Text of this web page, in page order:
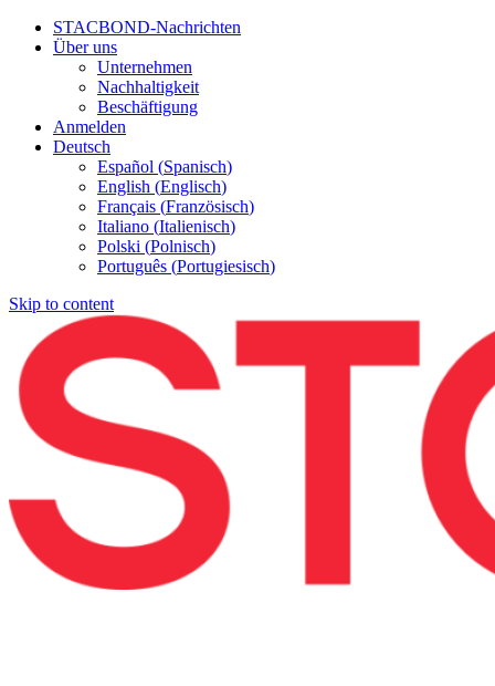
STACBOND-Nachrichten
Über uns
Unternehmen
Nachhaltigkeit
Beschäftigung
Anmelden
Deutsch
Español (Spanisch)
English (Englisch)
Français (Französisch)
Italiano (Italienisch)
Polski (Polnisch)
Português (Portugiesisch)
Skip to content